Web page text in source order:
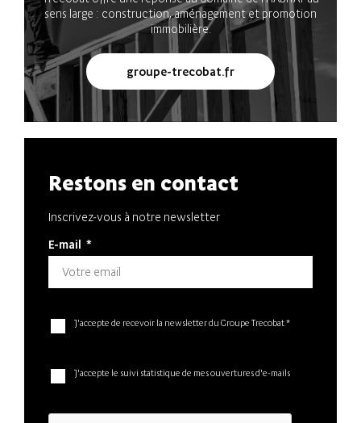
sens large : construction, aménagement et promotion
immobilière.
groupe-trecobat.fr
Restons en contact
Inscrivez-vous à notre newsletter
E-mail *
J'accepte de recevoir la newsletter du Groupe Trecobat *
J'accepte le suivi statistique de mes ouvertures d'e-mails